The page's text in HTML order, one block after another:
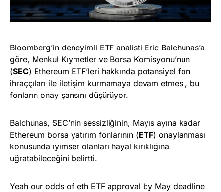
Bloomberg’in deneyimli ETF analisti Eric Balchunas’a
göre, Menkul Kıymetler ve Borsa Komisyonu’nun
(SEC) Ethereum ETF’leri hakkında potansiyel fon
ihraççıları ile iletişim kurmamaya devam etmesi, bu
fonların onay şansını düşürüyor.
Balchunas, SEC’nin sessizliğinin, Mayıs ayına kadar
Ethereum borsa yatırım fonlarının (ETF) onaylanması
konusunda iyimser olanları hayal kırıklığına
uğratabileceğini belirtti.
Yeah our odds of eth ETF approval by May deadline